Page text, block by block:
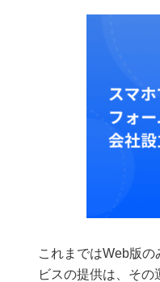
これまではWeb版
ビスの提供は、そ